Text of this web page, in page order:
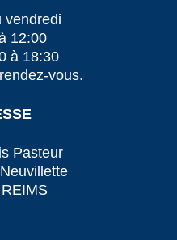
vendredi
12:00
à 18:30
vous.
Pasteur